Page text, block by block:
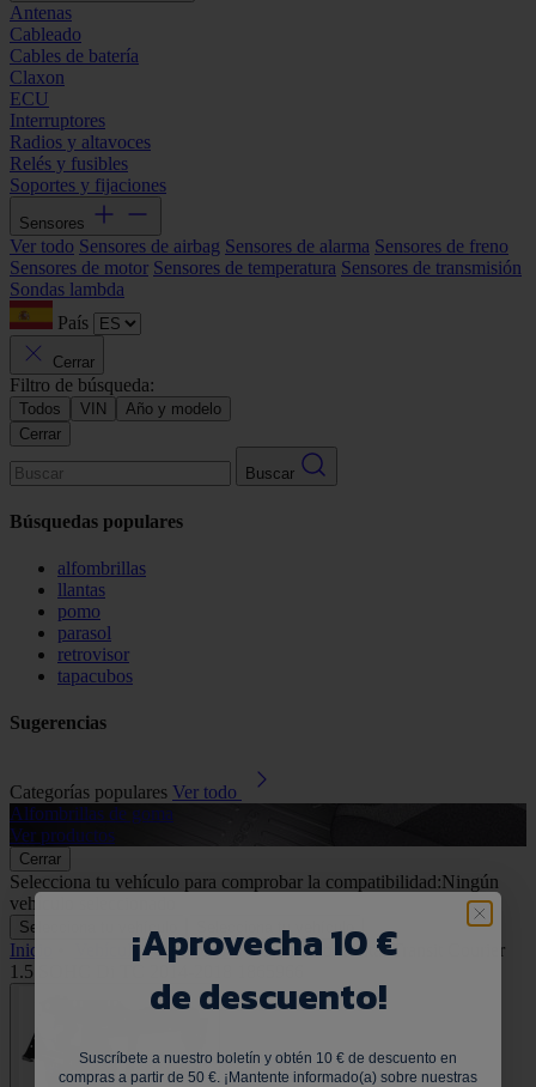
Antenas
Cableado
Cables de batería
Claxon
ECU
Interruptores
Radios y altavoces
Relés y fusibles
Soportes y fijaciones
Sensores
Ver todo Sensores de airbag Sensores de alarma Sensores de freno
Sensores de motor Sensores de temperatura Sensores de transmisión
Sondas lambda
País
Cerrar
Filtro de búsqueda:
Todos VIN
Año y modelo
Cerrar
Buscar
Búsquedas populares
alfombrillas
llantas
pomo
parasol
retrovisor
tapacubos
Sugerencias
Categorías populares Ver todo
Alfombrillas de goma
Ver productos
Cerrar
Selecciona tu vehículo para comprobar la compatibilidad:Ningún
vehículo seleccionado
Selecciona tu vehículo Selecciona tu vehículo
Inicio Vehículos comerciales• Refuerzo frontal Transit Courier
1.5 SOHC Di TC 2014-2018 1865966
¡Aprovecha 10 €
de descuento!
Suscríbete a nuestro boletín y obtén 10 € de descuento en
compras a partir de 50 €. ¡Mantente informado(a) sobre nuestras